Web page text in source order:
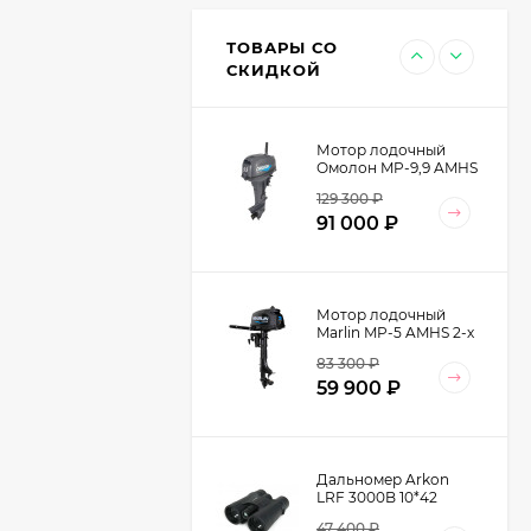
ТОВАРЫ СО
СКИДКОЙ8 990
Мотор лодочный
Омолон MP-9,9 AMHS
129 300₽
91 000 ₽
Мотор лодочный
Marlin MP-5 AMHS 2-х
83 300₽
59 900 ₽
Дальномер Arkon
LRF 3000B 10*42